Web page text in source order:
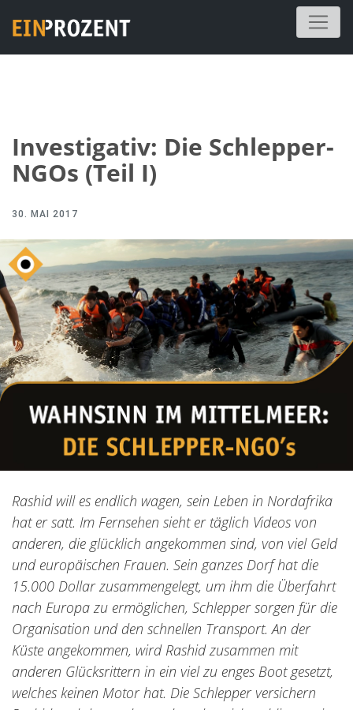
Investigativ: Die Schlepper-
NGOs (Teil I)
30. MAI 2017
Rashidwill es endlich wagen, sein Leben in Nordafrika
hat er satt. Im Fernsehen sieht er täglich Videos von
anderen, die glücklich angekommen sind, von viel Geld
und europäischen Frauen. Sein ganzes Dorf hat die
15.000 Dollar zusammengelegt, um ihm die Überfahrt
nach Europa zu ermöglichen, Schlepper sorgen für die
Organisation und den schnellen Transport. An der
Küste angekommen, wird Rashid zusammen mit
anderen Glücksrittern in ein viel zu enges Boot gesetzt,
welches keinen Motor hat. Die Schlepper versichern